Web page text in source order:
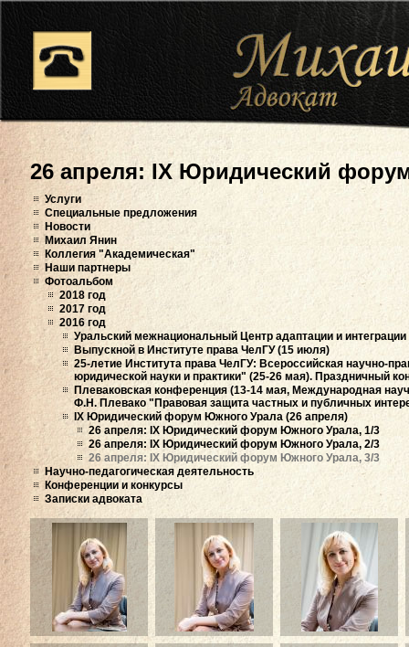
26 апреля: IX Юридический
Услуги
Специальные предложения
Новости
Михаил Янин
Коллегия "Академическая"
Наши партнеры
Фотоальбом
2018 год
2017 год
2016 год
Уральский межнациональный Центр адаптации и
Выпускной в Институте права ЧелГУ (15 июля)
25-летие Института права ЧелГУ: Всероссийская научно-
юридической науки и практики" (25-26 мая). Праздничный
Плеваковская конференция (13-14 мая, Международная
Ф.Н. Плевако "Правовая защита частных и публичных
IX Юридический форум Южного Урала (26 апреля)
26 апреля: IX Юридический форум Южного Урала, 1/3
26 апреля: IX Юридический форум Южного Урала, 2/3
26 апреля: IX Юридический форум Южного Урала, 3/3
Научно-педагогическая деятельность
Конференции и конкурсы
Записки адвоката